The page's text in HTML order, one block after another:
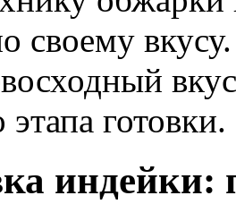
своему
готовки.